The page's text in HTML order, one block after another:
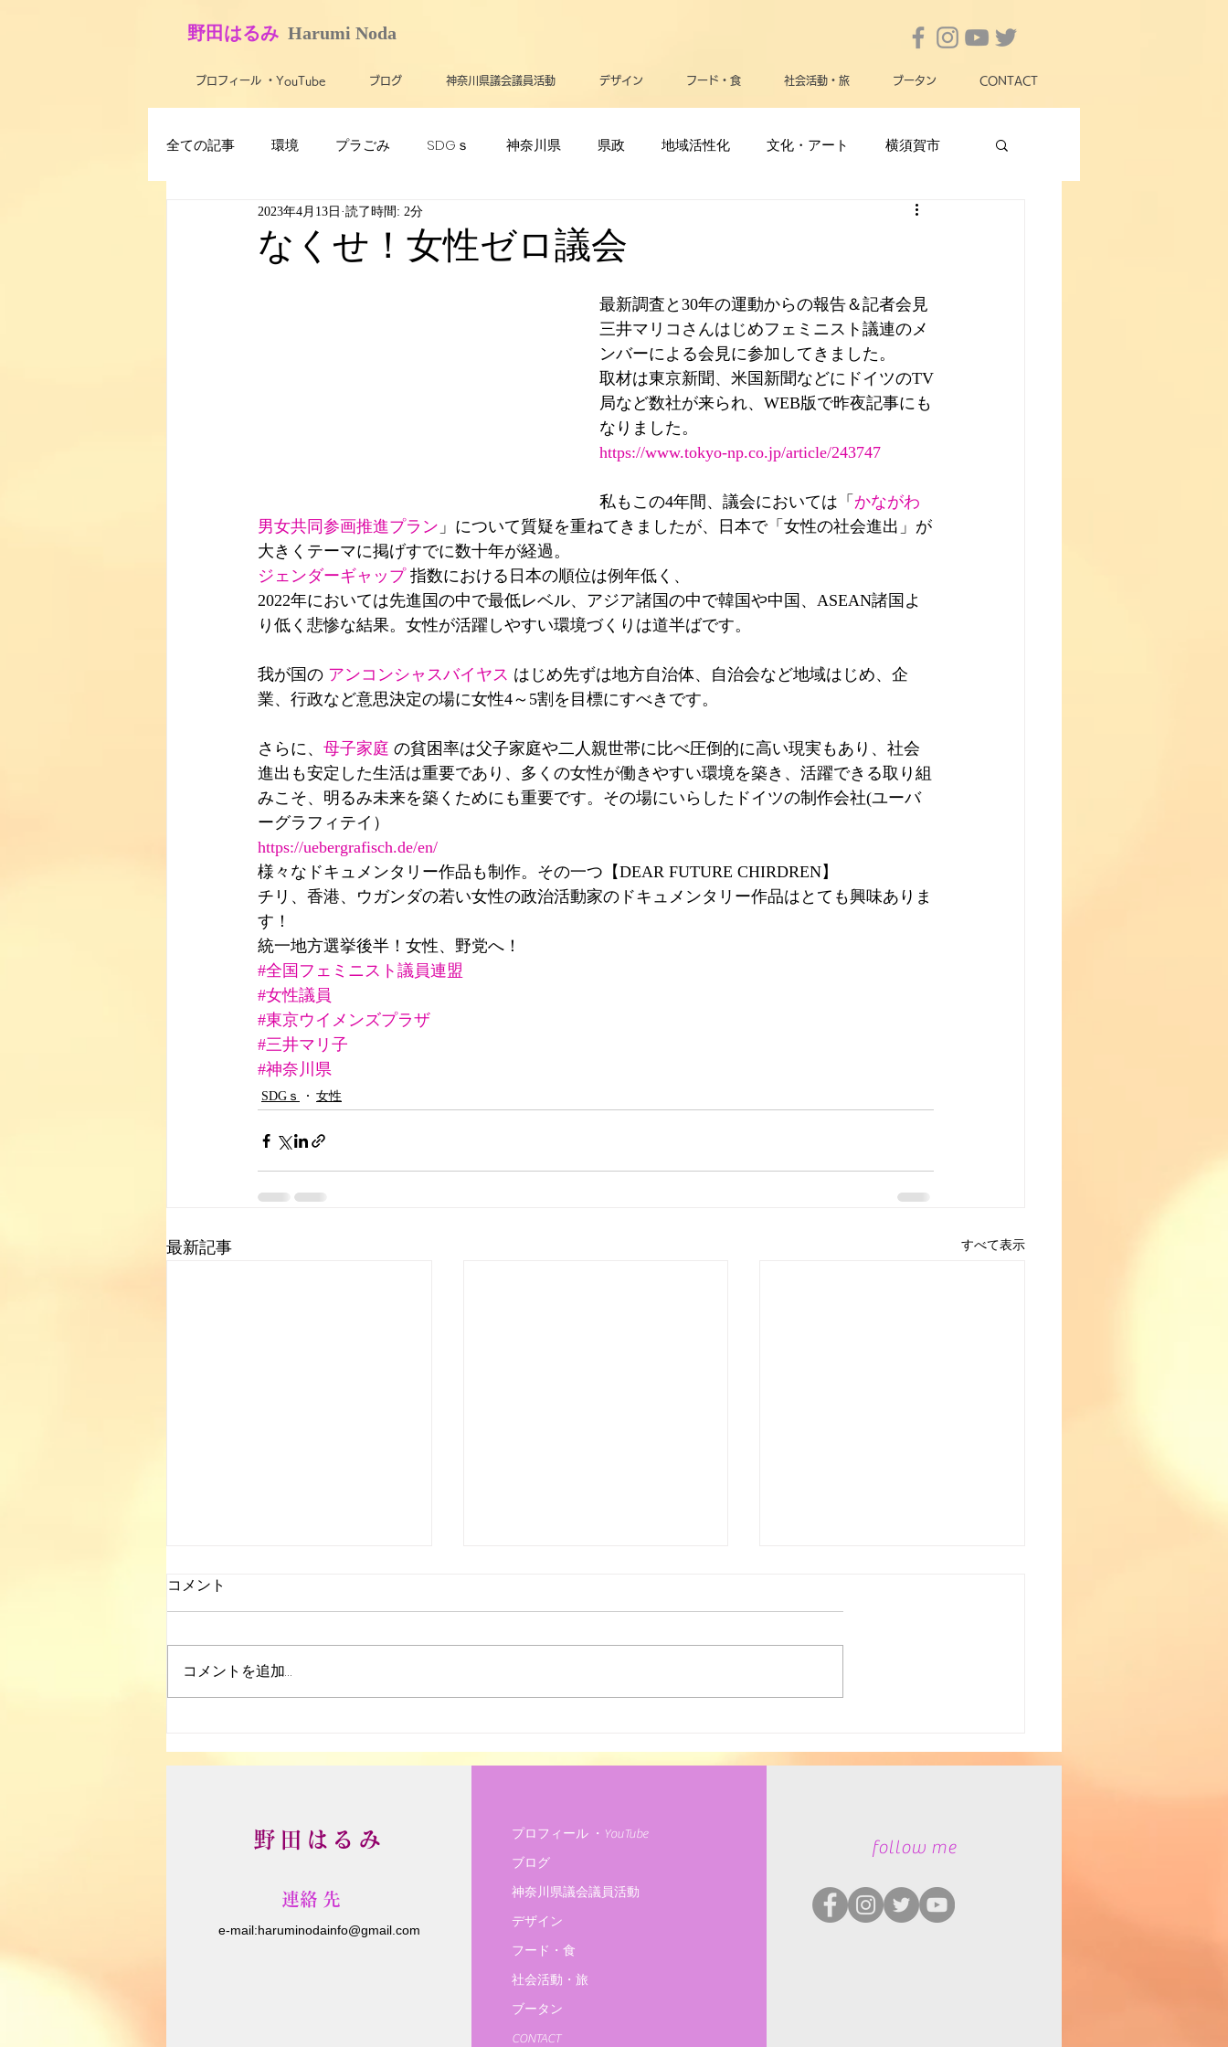
​野田はるみ Harumi No​da
プロフィール ・YouTube ブログ 神奈川県議会議員活動 デザイン フード・食 社会活動・旅 ブータン CONTACT
全ての記事 環境 プラごみ SDGｓ 神奈川県 県政 地域活性化 文化・アート 横須賀市
最新技術・テクノロジー スポーツ・オリンピック
逗子葉山 健康
なくせ！女性ゼロ議会
2023年4月13日 読了時間: 2分
最新調査と30年の運動からの報告＆記者会見
三井マリコさんはじめフェミニスト議連のメ
ンバーによる会見に参加してきました。
取材は東京新聞、米国新聞などにドイツのTV
局など数社が来られ、WEB版で昨夜記事にも
なりました。
https://www.tokyo-np.co.jp/article/243747
私もこの4年間、議会においては「 かながわ
男女共同参画推進プラン 」について質疑を重ねてきましたが、日本で「女性の社会進出」が
大きくテーマに掲げすでに数十年が経過。
ジェンダーギャップ 指数における日本の順位は例年低く、
2022年においては先進国の中で最低レベル、アジア諸国の中で韓国や中国、ASEAN諸国よ
り低く悲惨な結果。女性が活躍しやすい環境づくりは道半ばです。
我が国の アンコンシャスバイヤス はじめ先ずは地方自治体、自治会など地域はじめ、企
業、行政など意思決定の場に女性4～5割を目標にすべきです。
さらに、 母子家庭 の貧困率は父子家庭や二人親世帯に比べ圧倒的に高い現実もあり、社会
進出も安定した生活は重要であり、多くの女性が働きやすい環境を築き、活躍できる取り組
みこそ、明るみ未来を築くためにも重要です。その場にいらしたドイツの制作会社(ユーバ
ーグラフィテイ）
https://uebergrafisch.de/en/
様々なドキュメンタリー作品も制作。その一つ【DEAR FUTURE CHIRDREN】
チリ、香港、ウガンダの若い女性の政治活動家のドキュメンタリー作品はとても興味ありま
す！
統一地方選挙後半！女性、野党へ！
#全国フェミニスト議員連盟
#女性議員
#東京ウイメンズプラザ
#三井マリ子
#神奈川県
SDGｓ 女性
最新記事 すべて表示
ソーラーシェアリング
高齢者福祉
プレイバックシアター
コメント
コメントを追加…
野田はるみ
​連絡先
e-mail:haruminodainfo@gmail.com
プロフィール ・YouTube
ブログ
神奈川県議会議員活動
デザイン
フード・食
社会活動・旅
ブータン
CONTACT
​follow me